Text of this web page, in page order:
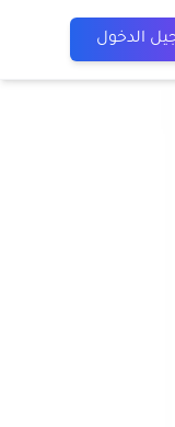
الدخول